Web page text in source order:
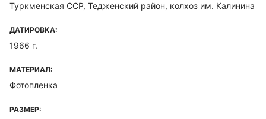
Туркменская ССР, Тедженский район, колхоз им. Калинина
ДАТИРОВКА:
1966 г.
МАТЕРИАЛ:
Фотопленка
РАЗМЕР: